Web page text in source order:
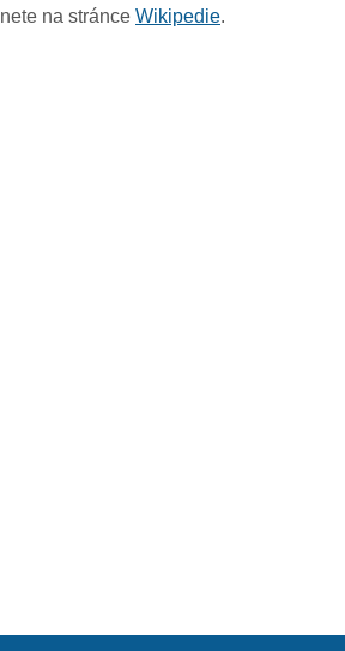
na stránce Wikipedie.